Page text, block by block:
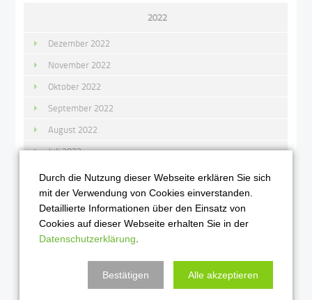
2022
Dezember 2022
November 2022
Oktober 2022
September 2022
August 2022
Juli 2022
Juni 2022
Mai 2022
März 2022
Februar 2022
Durch die Nutzung dieser Webseite erklären Sie sich
mit der Verwendung von Cookies einverstanden.
Detaillierte Informationen über den Einsatz von
Cookies auf dieser Webseite erhalten Sie in der
Datenschutzerklärung
Bestätigen Alle akzeptieren